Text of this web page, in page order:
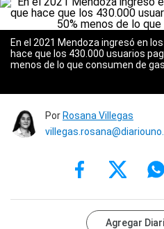
En el 2021 Mendoza ingresó en
hace que los 430.000 usuarios
menos de lo que consumen de gas.
Por Rosana Villegas
Agregar